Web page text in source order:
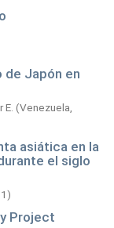
de Japón en
(Venezuela,
asiática en la
el siglo
)
Project